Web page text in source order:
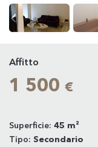
Affitto
1 500 €
Superficie: 45 m²
Tipo: Secondario